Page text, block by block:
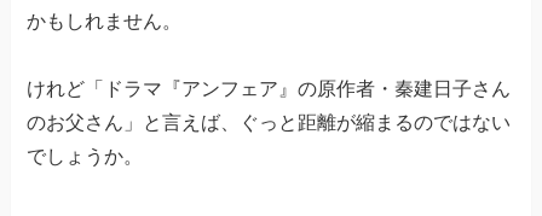
かもしれません。
けれど「ドラマ『アンフェア』の原作者・秦建日子さん
のお父さん」と言えば、ぐっと距離が縮まるのではない
でしょうか。